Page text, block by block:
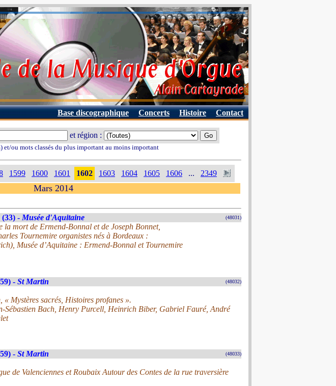
Base discographique Concerts Histoire Contact
et région :
et/ou mots classés du plus important au moins important
1599 1600 1601 1602 1603 1604 1605 1606 ... 2349
Mars 2014
- Musée d'Aquitaine (48031)
la mort de Ermend-Bonnal et de Joseph Bonnet,
Tournemire organistes nés à Bordeaux :
Musée d’Aquitaine : Ermend-Bonnal et Tournemire
- St Martin (48032)
Mystères sacrés, Histoires profanes ».
Sébastien Bach, Henry Purcell, Heinrich Biber, Gabriel Fauré, André
- St Martin (48033)
de Valenciennes et Roubaix Autour des Contes de la rue traversière